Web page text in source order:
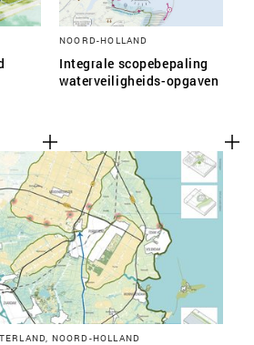
NOORD-HOLLAND
Integrale scopebepaling
waterveiligheids-opgaven
NOORD-HOLLAND